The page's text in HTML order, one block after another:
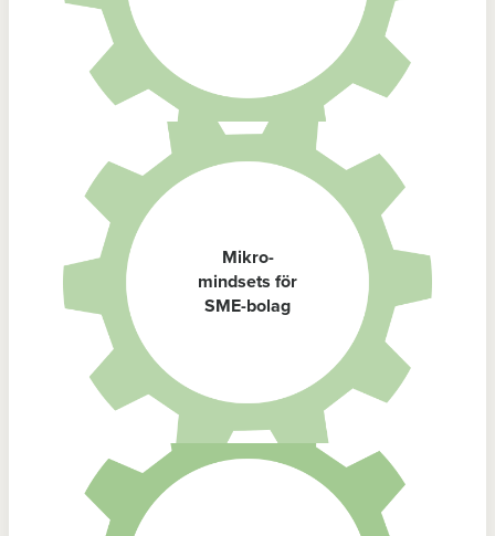
Mikro-
mindsets för
SME-bolag